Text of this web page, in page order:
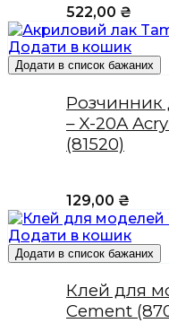
522,00 ₴
Додати в кошик
Додати в список бажаних
Розчинник
– X-20A
(81520)
129,00 ₴
Додати в кошик
Додати в список бажаних
Клей для
Cement